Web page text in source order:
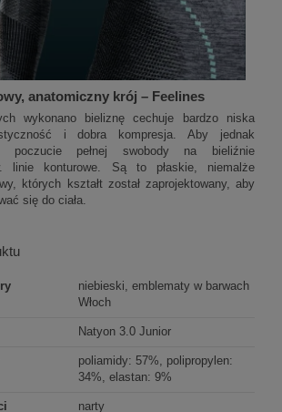
anatomiczny krój – Feelines
wykonano bieliznę cechuje bardzo niska
i dobra kompresja. Aby jednak
poczucie pełnej swobody na bieliźnie
linie konturowe. Są to płaskie, niemalże
których kształt został zaprojektowany, aby
się do ciała.
niebieski, emblematy w barwach
Włoch
Natyon 3.0 Junior
poliamidy: 57%, polipropylen:
34%, elastan: 9%
narty